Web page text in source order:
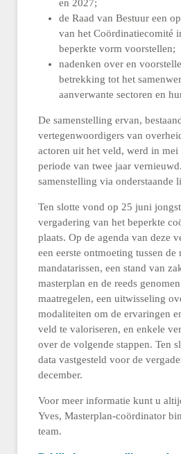
en 2027;
de Raad van Bestuur een
van het Coördinatiecomité
beperkte vorm voorstellen;
nadenken over en
betrekking tot het
aanverwante sectoren en
De samenstelling ervan,
vertegenwoordigers van
actoren uit het veld, werd in mei
periode van twee jaar
samenstelling via onderstaande
Ten slotte vond op 25 juni
vergadering van het beperkte
plaats. Op de agenda van deze
een eerste ontmoeting tussen de
mandatarissen, een stand van
masterplan en de reeds
maatregelen, een uitwisseling
modaliteiten om de ervaringen
veld te valoriseren, en enkele
over de volgende stappen. Ten
data vastgesteld voor de
december.
Voor meer informatie kunt u
Yves, Masterplan-coördinator
team.